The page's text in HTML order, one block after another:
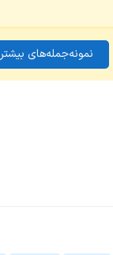
نمونه‌جمله‌های بیشتر